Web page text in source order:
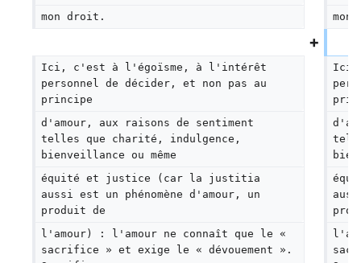
mon droit.
Ici, c'est à l'égoïsme, à l'intérêt
personnel de décider, et non pas au
principe
Ici,
d'amour, aux raisons de sentiment
telles que charité, indulgence,
bienveillance ou même
équité et justice (car la justitia
aussi est un phénomène d'amour, un
produit de
l'amour) : l'amour ne connaît que le «
sacrifice » et exige le « dévouement ».